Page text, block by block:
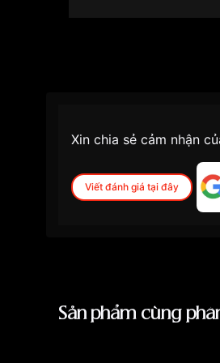
Xin chia sẻ cảm nhận
Viết đánh giá tại đây
Sản phẩm cùng